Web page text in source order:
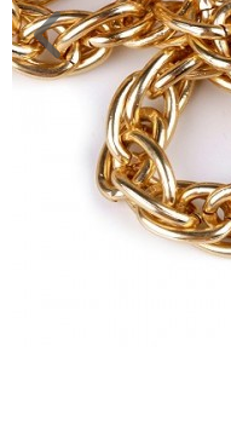
JELMEZ-
PARTY
KELLÉK
ESKÜVŐRE
KÉSZÜLÜNK
FÜRDŐSZOBA
GYEREKSZOBA